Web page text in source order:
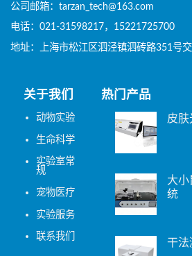
公司邮箱：tarzan_tech@163.com
电话：021-31598217，15221725700
地址：上海市松江区泗泾镇泗砖路351号
关于我们
动物实验
生命科学
实验室常
规
宠物医疗
实验服务
联系我们
热门产品
皮肤
大小
统
干法